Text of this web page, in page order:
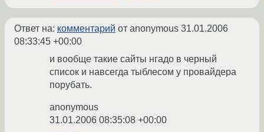
Ответ на: комментарий от anonymous 31.01.2006
08:33:45 +00:00
и вообще такие сайты нгадо в черный
список и навсегда тыблесом у провайдера
порубать.
anonymous
31.01.2006 08:35:08 +00:00